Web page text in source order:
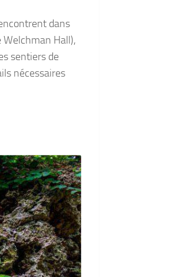
dans
Welchman Hall),
sentiers de
nécessaires